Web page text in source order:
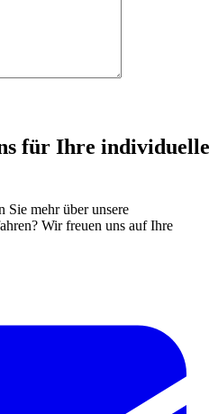
für Ihre individuelle
Sie mehr über unsere
Wir freuen uns auf Ihre